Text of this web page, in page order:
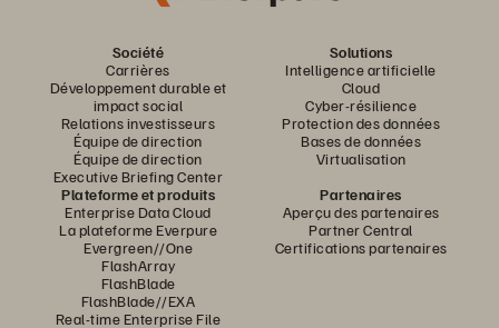
Société
Carrières
Développement durable et
impact social
Relations investisseurs
Équipe de direction
Équipe de direction
Executive Briefing Center
Solutions
Intelligence artificielle
Cloud
Cyber-résilience
Protection des données
Bases de données
Virtualisation
Plateforme et produits
Enterprise Data Cloud
La plateforme Everpure
Evergreen//One
FlashArray
FlashBlade
FlashBlade//EXA
Real-time Enterprise File
Partenaires
Aperçu des partenaires
Partner Central
Certifications partenaires